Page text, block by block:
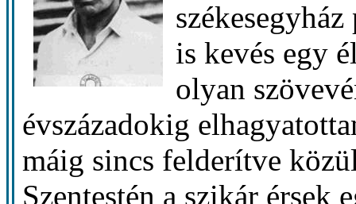
is kevés egy
olyan
évszázadokig
máig sincs felderítve
Szentestén a szikár érsek